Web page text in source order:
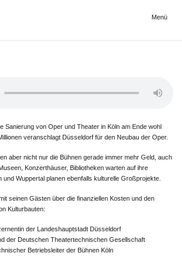
Menü
Sanierung von Oper und Theater in Köln am Ende wohl
veranschlagt Düsseldorf für den Neubau der Oper.
aber nicht nur die Bühnen gerade immer mehr Geld, auch
Konzerthäuser, Bibliotheken warten auf ihre
und Wuppertal planen ebenfalls kulturelle Großprojekte.
seinen Gästen über die finanziellen Kosten und den
Kulturbauten:
der Landeshauptstadt Düsseldorf
der Deutschen Theatertechnischen Gesellschaft
Betriebsleiter der Bühnen Köln